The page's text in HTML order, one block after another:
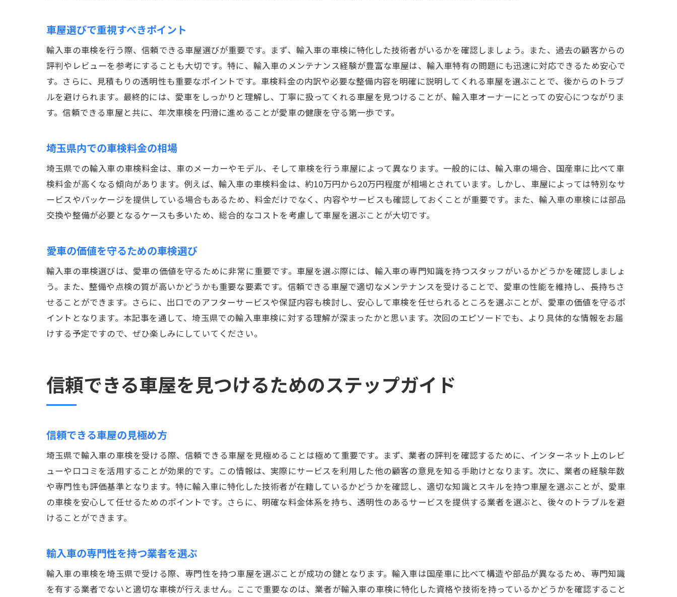
故障を未然に防ぐための車検アドバイス
車検で得られる車の健康診断結果
愛車を最適な状態に保つための秘訣
年次車検後のフォローアップの重要性
技術者の専門知識がもたらす安心感
輸入車特有の部品調達と交換サービス
高性能車のための特別な車検プラン
車検の基本プロセスを理解する
必要な書類と手続きについて
予算に応じた車検オプションの選び方
車屋に質問すべきポイント
埼玉県内の信頼性の高い車検サービス
車検が保証する安心のドライブ体験
専門家が教える安全運転のコツ
車屋選びで重視すべきポイント
輸入車の車検を行う際、信頼できる車屋選びが重要です。まず、輸入車の車検に特化した技術者がいるかを確認しましょう。また、過去の顧客からの
評判やレビューを参考にすることも大切です。特に、輸入車のメンテナンス経験が豊富な車屋は、輸入車特有の問題にも迅速に対応できるため安心で
す。さらに、見積もりの透明性も重要なポイントです。車検料金の内訳や必要な整備内容を明確に説明してくれる車屋を選ぶことで、後からのトラブ
ルを避けられます。最終的には、愛車をしっかりと理解し、丁寧に扱ってくれる車屋を見つけることが、輸入車オーナーにとっての安心につながりま
す。信頼できる車屋と共に、年次車検を円滑に進めることが愛車の健康を守る第一歩です。
埼玉県内での車検料金の相場
埼玉県での輸入車の車検料金は、車のメーカーやモデル、そして車検を行う車屋によって異なります。一般的には、輸入車の場合、国産車に比べて車
検料金が高くなる傾向があります。例えば、輸入車の車検料金は、約10万円から20万円程度が相場とされています。しかし、車屋によっては特別なサ
ービスやパッケージを提供している場合もあるため、料金だけでなく、内容やサービスも確認しておくことが重要です。また、輸入車の車検には部品
交換や整備が必要となるケースも多いため、総合的なコストを考慮して車屋を選ぶことが大切です。
愛車の価値を守るための車検選び
輸入車の車検選びは、愛車の価値を守るために非常に重要です。車屋を選ぶ際には、輸入車の専門知識を持つスタッフがいるかどうかを確認しましょ
う。また、整備や点検の質が高いかどうかも重要な要素です。信頼できる車屋で適切なメンテナンスを受けることで、愛車の性能を維持し、長持ちさ
せることができます。さらに、出口でのアフターサービスや保証内容も検討し、安心して車検を任せられるところを選ぶことが、愛車の価値を守るポ
イントとなります。本記事を通して、埼玉県での輸入車車検に対する理解が深まったかと思います。次回のエピソードでも、より具体的な情報をお届
けする予定ですので、ぜひ楽しみにしていてください。
信頼できる車屋を見つけるためのステップガイド
信頼できる車屋の見極め方
埼玉県で輸入車の車検を受ける際、信頼できる車屋を見極めることは極めて重要です。まず、業者の評判を確認するために、インターネット上のレビ
ューや口コミを活用することが効果的です。この情報は、実際にサービスを利用した他の顧客の意見を知る手助けとなります。次に、業者の経験年数
や専門性も評価基準となります。特に輸入車に特化した技術者が在籍しているかどうかを確認し、適切な知識とスキルを持つ車屋を選ぶことが、愛車
の車検を安心して任せるためのポイントです。さらに、明確な料金体系を持ち、透明性のあるサービスを提供する業者を選ぶと、後々のトラブルを避
けることができます。
輸入車の専門性を持つ業者を選ぶ
輸入車の車検を埼玉県で受ける際、専門性を持つ車屋を選ぶことが成功の鍵となります。輸入車は国産車に比べて構造や部品が異なるため、専門知識
を有する業者でないと適切な車検が行えません。ここで重要なのは、業者が輸入車の車検に特化した資格や技術を持っているかどうかを確認すること